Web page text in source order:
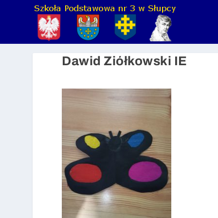
Dawid Ziółkowski IE